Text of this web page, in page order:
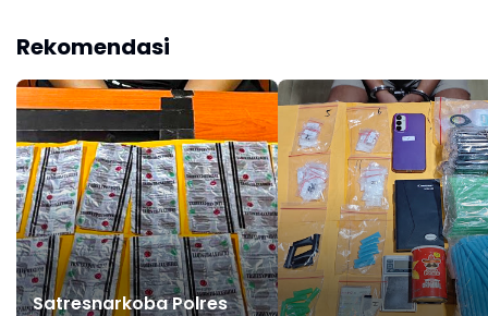
Rekomendasi
Satresnarkoba Polres